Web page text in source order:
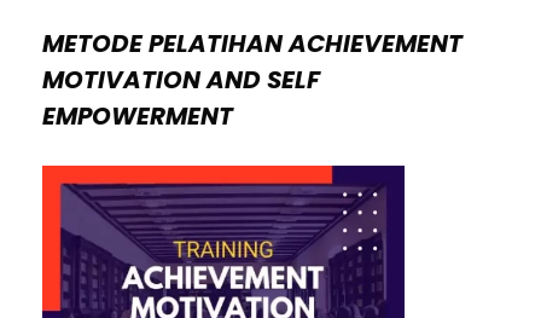
METODEPELATIHAN ACHIEVEMENT
MOTIVATION AND SELF
EMPOWERMENT